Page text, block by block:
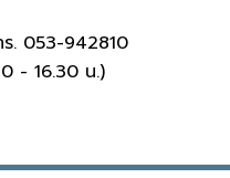
. 053-942810
- 16.30 น.)